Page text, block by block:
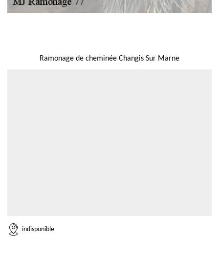
Ramonage de cheminée Changis Sur Marne
indisponible